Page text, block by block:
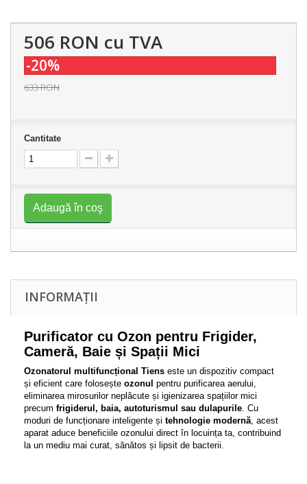
506 RON cu TVA
-20%
633 RON
Cantitate
Adaugă în coş
INFORMAȚII
Purificator cu Ozon pentru Frigider,
Cameră, Baie și Spații Mici
Ozonatorul multifuncțional Tiens este un dispozitiv compact
și eficient care folosește ozonul pentru purificarea aerului,
eliminarea mirosurilor neplăcute și igienizarea spațiilor mici
precum frigiderul, baia, autoturismul sau dulapurile . Cu
moduri de funcționare inteligente și tehnologie modernă , acest
aparat aduce beneficiile ozonului direct în locuința ta, contribuind
la un mediu mai curat, sănătos și lipsit de bacterii.